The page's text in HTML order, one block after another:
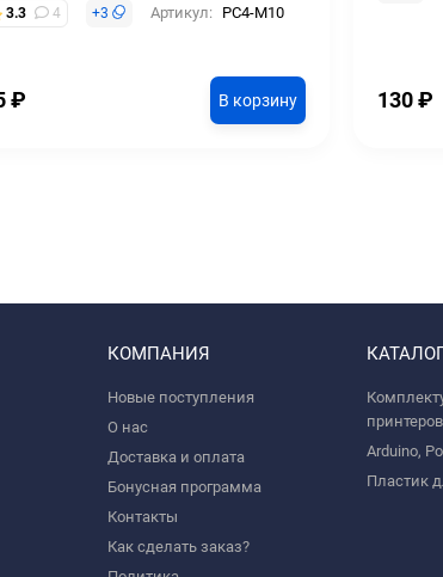
3.3 4 +3 Артикул: PC4-M10
₽ В корзину 130₽
КОМПАНИЯ
Новые поступления
О нас
Доставка и оплата
Бонусная программа
Контакты
Как сделать заказ?
принтеров
Arduino,
Пластик